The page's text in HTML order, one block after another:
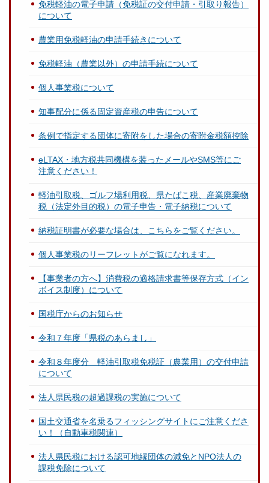
免税軽油の電子申請（免税証の交付申請・引取り報告）
について
農業用免税軽油の申請手続きについて
免税軽油（農業以外）の申請手続について
個人事業税について
知事配分に係る固定資産税の申告について
条例で指定する団体に寄附をした場合の寄附金税額控除
eLTAX・地方税共同機構を装ったメールやSMS等にご
注意ください！
軽油引取税、ゴルフ場利用税、県たばこ税、産業廃棄物
税（法定外目的税）の電子申告・電子納税について
納税証明書が必要な場合は、こちらをご覧ください。
個人事業税のリーフレットがご覧になれます。
【事業者の方へ】消費税の適格請求書等保存方式（イン
ボイス制度）について
国税庁からのお知らせ
令和７年度「県税のあらまし」
令和８年度分 軽油引取税免税証（農業用）の交付申請
について
法人県民税の超過課税の実施について
国土交通省を名乗るフィッシングサイトにご注意くださ
い！（自動車税関連）
法人県民税における認可地縁団体の減免とNPO法人の
課税免除について